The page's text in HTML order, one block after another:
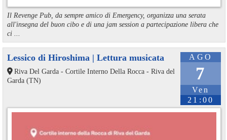
Il Revenge Pub, da sempre amico di Emergency, organizza una serata
all'insegna del buon cibo e di una jam session a partecipazione libera che
ci ...
AGO
7
Ven
21:00
Lessico di Hiroshima | Lettura musicata
Riva Del Garda - Cortile Interno Della Rocca - Riva del
Garda (TN)